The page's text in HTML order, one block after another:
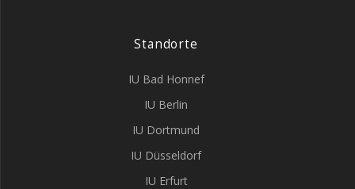
Standorte
IU Bad Honnef
IU Berlin
IU Dortmund
IU Düsseldorf
IU Erfurt